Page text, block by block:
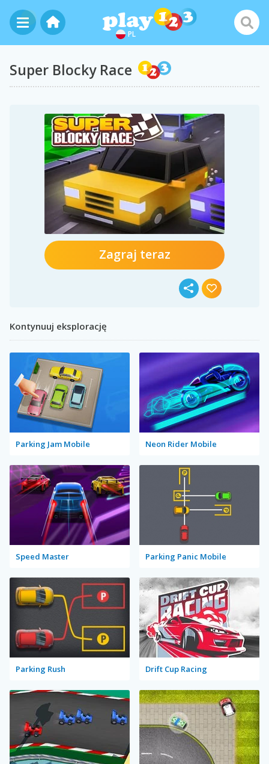
PL
Super Blocky Race
Zagraj teraz
Kontynuuj eksplorację
Parking Jam Mobile Neon Rider Mobile
Speed Master Parking Panic Mobile
Parking Rush Drift Cup Racing